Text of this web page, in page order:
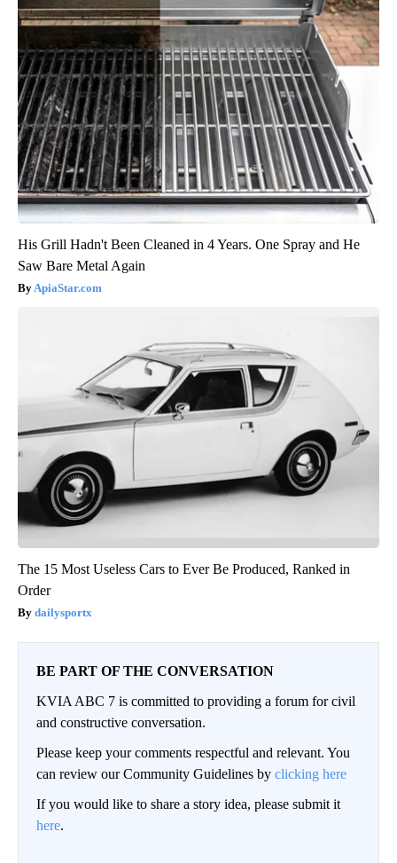
His Grill Hadn't Been Cleaned in 4 Years. One Spray and He
Saw Bare Metal Again
ApiaStar.com
The 15 Most Useless Cars to Ever Be Produced, Ranked in
Order
dailysportx
BE PART OF THE CONVERSATION
KVIA ABC 7 is committed to providing a forum for civil
and constructive conversation.
Please keep your comments respectful and relevant. You
can review our Community Guidelines by clicking here
If you would like to share a story idea, please submit it
here.